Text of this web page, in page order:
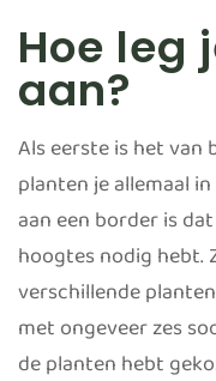
Hoe leg
aan?
Als eerste is het
planten je allemaal
aan een border is
hoogtes nodig hebt.
verschillende
met ongeveer zes
de planten hebt